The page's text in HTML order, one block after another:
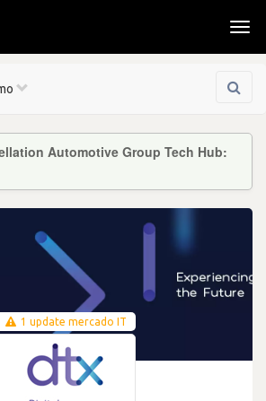
Automotive Group Tech Hub:
1 update mercado IT